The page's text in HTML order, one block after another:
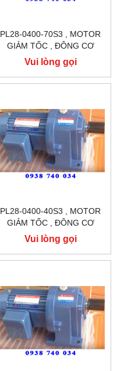
PL28-0400-70S3 , MOTOR
GIẢM TỐC , ĐÔNG CƠ
GIẢM TỐC CHÂN ĐẾ
TUNGLEE
Vui lòng gọi
PL28-0400-40S3 , MOTOR
GIẢM TỐC , ĐÔNG CƠ
GIẢM TỐC CHÂN ĐẾ
TUNGLEE
Vui lòng gọi